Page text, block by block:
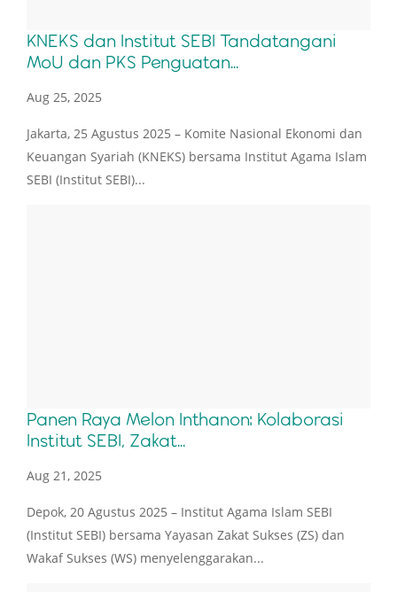
KNEKS dan Institut SEBI Tandatangani
MoU dan PKS Penguatan...
Aug 25, 2025
Jakarta, 25 Agustus 2025 – Komite Nasional Ekonomi dan
Keuangan Syariah (KNEKS) bersama Institut Agama Islam
SEBI (Institut SEBI)...
Panen Raya Melon Inthanon: Kolaborasi
Institut SEBI, Zakat...
Aug 21, 2025
Depok, 20 Agustus 2025 – Institut Agama Islam SEBI
(Institut SEBI) bersama Yayasan Zakat Sukses (ZS) dan
Wakaf Sukses (WS) menyelenggarakan...